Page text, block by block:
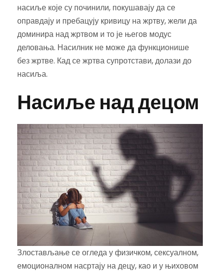
насиље које су починили, покушавају да се
оправдају и пребацују кривицу на жртву, жели да
доминира над жртвом и то је његов модус
деловања. Насилник не може да функционише
без жртве. Кад се жртва супротстави, долази до
насиља.
Насиље над децом
Злостављање се огледа у физичком, сексуалном,
емоционалном насртају на децу, као и у њиховом